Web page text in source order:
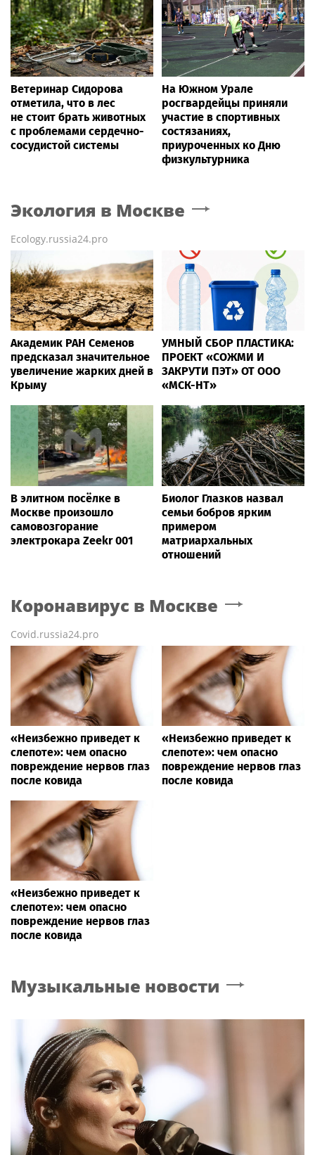
Ветеринар Сидорова
отметила, что в лес
не стоит брать животных
с проблемами сердечно-
сосудистой системы
На Южном Урале
росгвардейцы приняли
участие в спортивных
состязаниях,
приуроченных ко Дню
физкультурника
Экология в Москве
Ecology.russia24.pro
Академик РАН Семенов
предсказал значительное
увеличение жарких дней в
Крыму
УМНЫЙ СБОР ПЛАСТИКА:
ПРОЕКТ «СОЖМИ И
ЗАКРУТИ ПЭТ» ОТ ООО
«МСК-НТ»
В элитном посёлке в
Москве произошло
самовозгорание
электрокара Zeekr 001
Биолог Глазков назвал
семьи бобров ярким
примером
матриархальных
отношений
Коронавирус в Москве
Covid.russia24.pro
«Неизбежно приведет к
слепоте»: чем опасно
повреждение нервов глаз
после ковида
«Неизбежно приведет к
слепоте»: чем опасно
повреждение нервов глаз
после ковида
«Неизбежно приведет к
слепоте»: чем опасно
повреждение нервов глаз
после ковида
Музыкальные новости